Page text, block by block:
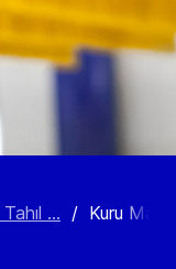
... / Kuru